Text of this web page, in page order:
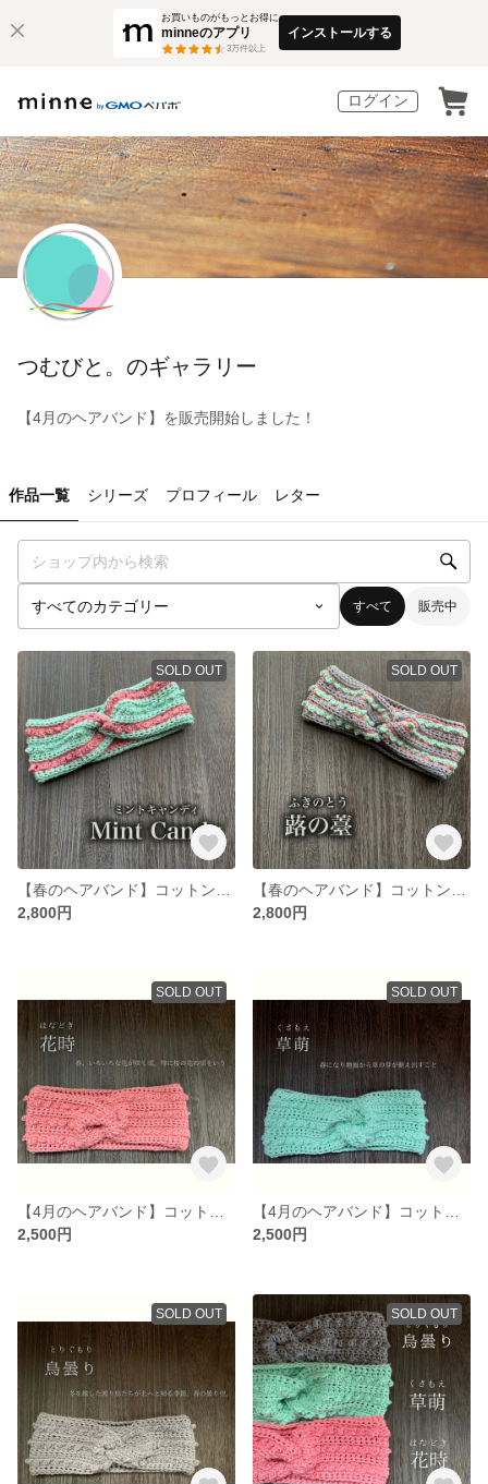
お買いものがもっとお得に
minneのアプリ
3万件以上
インストールする
ログイン
つむびと。のギャラリー
【4月のヘアバンド】を販売開始しました！
作品一覧 シリーズ プロフィール レター
すべて 販売中
SOLD OUT
2,800円
SOLD OUT
2,800円
SOLD OUT
2,500円
SOLD OUT
2,500円
SOLD OUT SOLD OUT